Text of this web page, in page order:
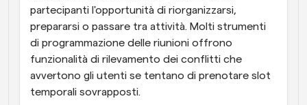
partecipanti l'opportunità di riorganizzarsi,
prepararsi o passare tra attività. Molti strumenti
di programmazione delle riunioni offrono
funzionalità di rilevamento dei conflitti che
avvertono gli utenti se tentano di prenotare slot
temporali sovrapposti.